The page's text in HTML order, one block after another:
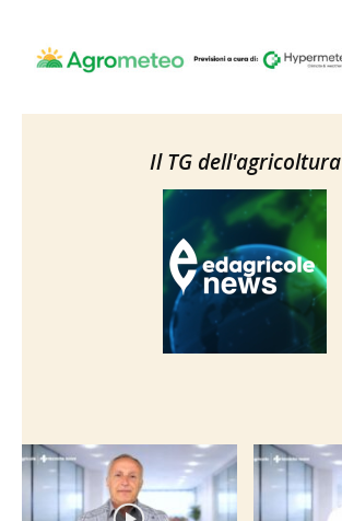
Il TG dell'agricoltura